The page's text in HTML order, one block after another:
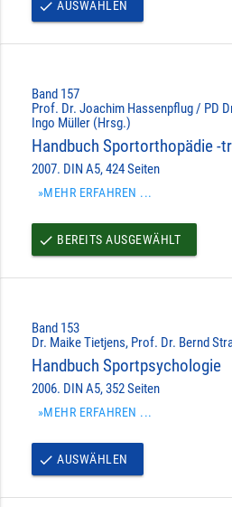
done AUSWÄHLEN
Band 157
Prof. Dr. Joachim Hassenpflug / PD
Ingo Müller (Hrsg.)
Handbuch Sportorthopädie -
2007. DIN A5, 424 Seiten
»MEHR ERFAHREN ...
done BEREITS AUSGEWÄHLT
Band 153
Dr. Maike Tietjens, Prof. Dr. Bernd
Handbuch Sportpsychologie
2006. DIN A5, 352 Seiten
»MEHR ERFAHREN ...
done AUSWÄHLEN